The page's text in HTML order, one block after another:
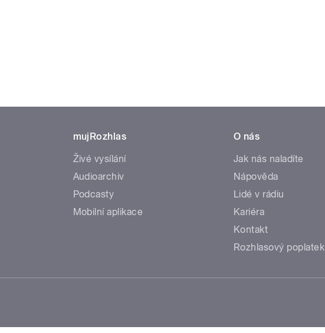
mujRozhlas
Živé vysílání
Audioarchiv
Podcasty
Mobilní aplikace
O nás
Jak nás naladíte
Nápověda
Lidé v rádiu
Kariéra
Kontakt
Rozhlasový poplatek